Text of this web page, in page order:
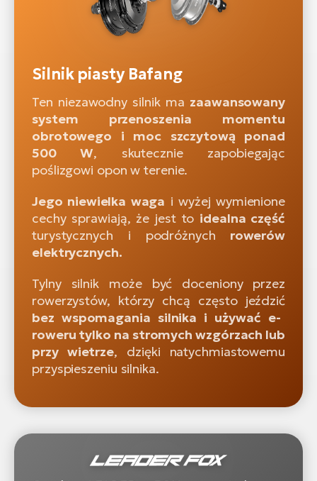
Silnik piasty Bafang
Ten niezawodny silnik ma zaawansowany
system przenoszenia momentu
obrotowego i moc szczytową ponad
500 W, skutecznie zapobiegając
poślizgowi opon w terenie.
Jego niewielka waga i wyżej wymienione
cechy sprawiają, że jest to idealna część
turystycznych i podróżnych rowerów
elektrycznych.
Tylny silnik może być doceniony przez
rowerzystów, którzy chcą często jeździć
bez wspomagania silnika i używać e-
roweru tylko na stromych wzgórzach lub
przy wietrze, dzięki natychmiastowemu
przyspieszeniu silnika.